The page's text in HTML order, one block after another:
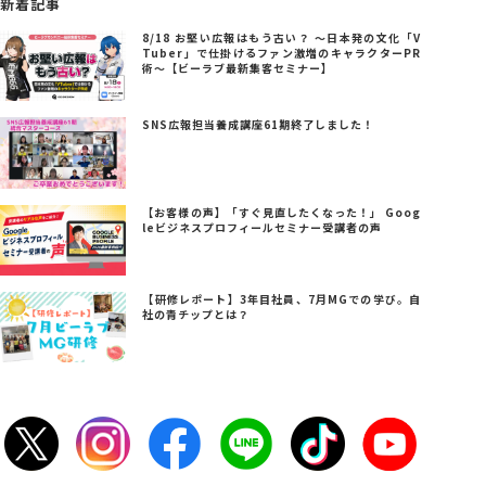
8/18 お堅い広報はもう古い？ ～日本発の文化「V
Tuber」で仕掛けるファン激増のキャラクターPR
術～【ビーラブ最新集客セミナー】
SNS広報担当養成講座61期終了しました！
【お客様の声】「すぐ見直したくなった！」 Goog
leビジネスプロフィールセミナー受講者の声
【研修レポート】3年目社員、7月MGでの学び。自
社の青チップとは？